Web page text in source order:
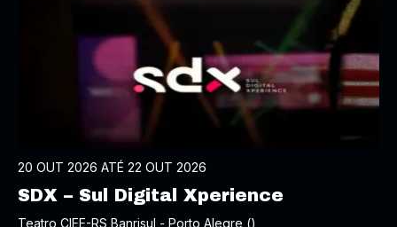
20 OUT 2026 ATÉ 22 OUT 2026
SDX – Sul Digital Xperience
Teatro CIEE-RS Banrisul - Porto Alegre ()